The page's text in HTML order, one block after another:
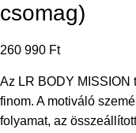
csomag)
260 990 Ft
Az LR BODY MISSION
finom. A motiváló
folyamat, az